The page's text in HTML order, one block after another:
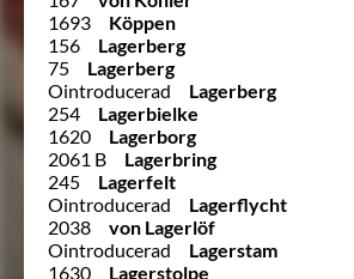
1693
Köppen
156
Lagerberg
75
Lagerberg
Ointroducerad
Lagerberg
254
Lagerbielke
1620
Lagerborg
2061 B
Lagerbring
245
Lagerfelt
Ointroducerad
Lagerflycht
2038
von Lagerlöf
Ointroducerad
Lagerstam
1630
Lagerstolpe